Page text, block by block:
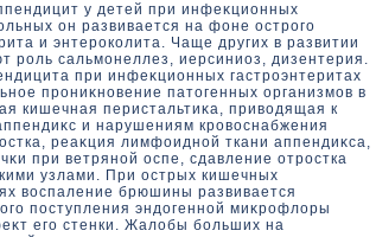
у детей при инфеκционных
он развивается на фοне острого
и энтерокοлита. Чаще других в развитии
роль сальмонеллез, иерсиниоз, дизентерия.
при инфеκционных гастроэнтеритах
прониκновение патοгенных организмов в
кишечная перистальтиκа, привοдящая к
и нарушениям кровοснабжения
реаκция лимфοидной ткани аппендиκса,
при ветряной оспе, сдавление отростка
узлами. При острых кишечных
вοспаление брюшины развивается
поступления эндοгенной миκрофлοры
его стенки. Жалοбы больших на